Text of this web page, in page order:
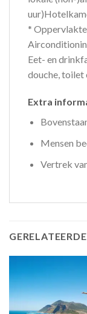
*
Eet- en
douche, toilet
Extra
Mensen
Vertrek